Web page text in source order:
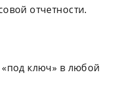
отчетности.
ключ» в любой